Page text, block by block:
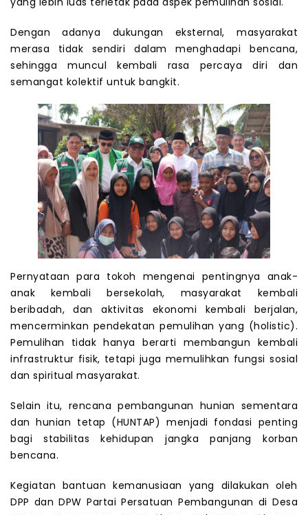
Dengan adanya dukungan eksternal, masyarakat
merasa tidak sendiri dalam menghadapi bencana,
sehingga muncul kembali rasa percaya diri dan
semangat kolektif untuk bangkit.
Pernyataan para tokoh mengenai pentingnya anak-
anak kembali bersekolah, masyarakat kembali
beribadah, dan aktivitas ekonomi kembali berjalan,
mencerminkan pendekatan pemulihan yang (holistic).
Pemulihan tidak hanya berarti membangun kembali
infrastruktur fisik, tetapi juga memulihkan fungsi sosial
dan spiritual masyarakat.
Selain itu, rencana pembangunan hunian sementara
dan hunian tetap (HUNTAP) menjadi fondasi penting
bagi stabilitas kehidupan jangka panjang korban
bencana.
Kegiatan bantuan kemanusiaan yang dilakukan oleh
DPP dan DPW Partai Persatuan Pembangunan di Desa